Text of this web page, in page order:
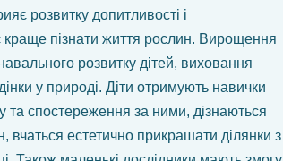
розвитку допитливості і
краще пізнати життя рослин. Вирощення
розвитку дітей, виховання
у природі. Діти отримують навички
спостереження за ними, дізнаються
естетично прикрашати ділянки з